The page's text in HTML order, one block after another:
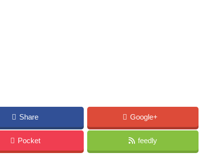
Share Google+
Pocket feedly